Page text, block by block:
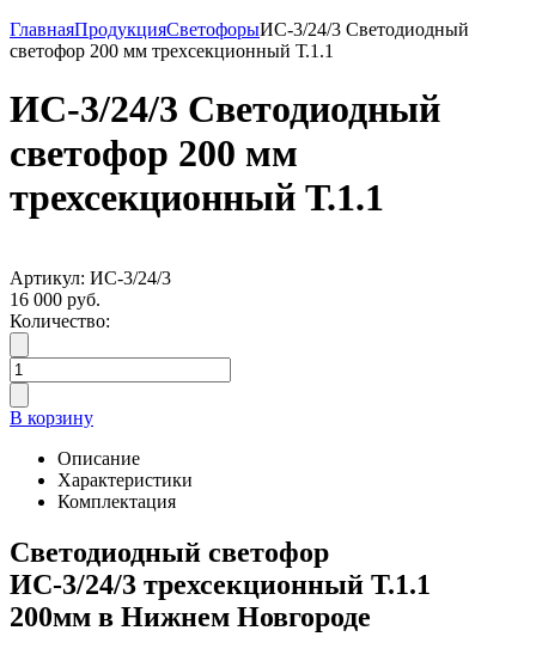
ГлавнаяПродукцияСветофорыИС-3/24/3 Светодиодный
светофор 200 мм трехсекционный Т.1.1
ИС-3/24/3 Светодиодный
светофор 200 мм
трехсекционный Т.1.1
Артикул: ИС-3/24/3
16 000 руб.
Количество:
В корзину
Описание
Характеристики
Комплектация
Светодиодный светофор
ИС-3/24/3 трехсекционный Т.1.1
200мм в Нижнем Новгороде